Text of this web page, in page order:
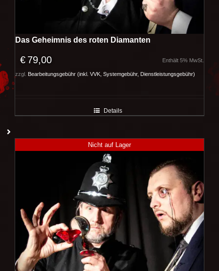
Das Geheimnis des roten Diamanten
€ 79,00 Enthält 5% MwSt.
zzgl. Bearbeitungsgebühr (inkl. VVK, Systemgebühr, Dienstleistungsgebühr)
Details
Nicht auf Lager